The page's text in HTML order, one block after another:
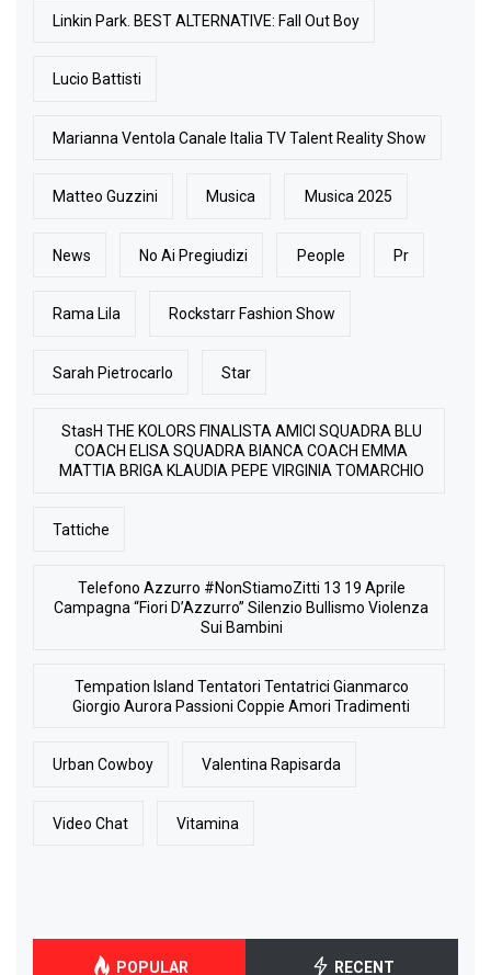
Linkin Park. BEST ALTERNATIVE: Fall Out Boy
Lucio Battisti
Marianna Ventola Canale Italia TV Talent Reality Show
Matteo Guzzini Musica Musica 2025
News No Ai Pregiudizi People Pr
Rama Lila Rockstarr Fashion Show
Sarah Pietrocarlo Star
StasH THE KOLORS FINALISTA AMICI SQUADRA BLU
COACH ELISA SQUADRA BIANCA COACH EMMA
MATTIA BRIGA KLAUDIA PEPE VIRGINIA TOMARCHIO
Tattiche
Telefono Azzurro #NonStiamoZitti 13 19 Aprile
Campagna “Fiori D’Azzurro” Silenzio Bullismo Violenza
Sui Bambini
Tempation Island Tentatori Tentatrici Gianmarco
Giorgio Aurora Passioni Coppie Amori Tradimenti
Urban Cowboy Valentina Rapisarda
Video Chat Vitamina
POPULAR RECENT